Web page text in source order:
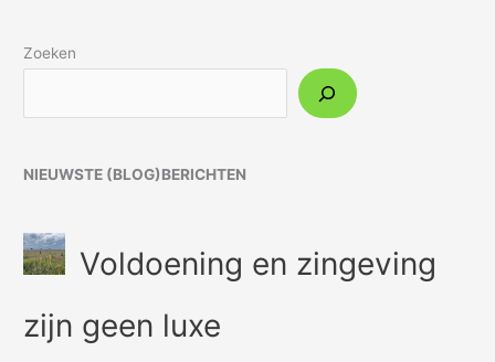
Zoeken
NIEUWSTE (BLOG)BERICHTEN
Voldoening en zingeving
zijn geen luxe